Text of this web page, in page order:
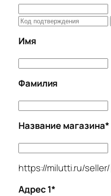
Email*
Имя
Имя
Фамилия
Фамилия
Название магазина*
Название
https://milutti.ru/seller/
Адрес 1*